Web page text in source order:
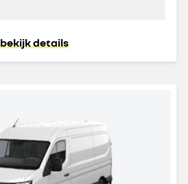
bekijk details